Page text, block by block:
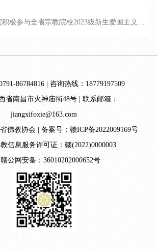
86784816 | 咨询热线：18779197509
省南昌市火神庙街48号 | 联系邮箱：
jiangxifoxie@163.com
佛教协会 | 备案号： 赣ICP备2022009169号
信息服务许可证：赣(2022)0000003
赣公网安备：36010202000652号